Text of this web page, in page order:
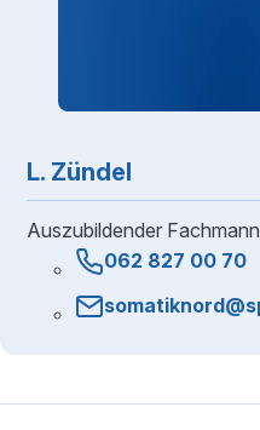
L. Zündel
Auszubildender
062 827 00 70